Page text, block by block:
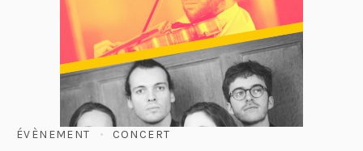
ÉVÈNEMENT CONCERT